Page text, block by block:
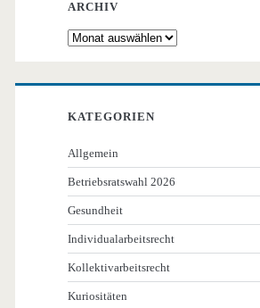
ARCHIV
Archiv
KATEGORIEN
Allgemein
Betriebsratswahl 2026
Gesundheit
Individualarbeitsrecht
Kollektivarbeitsrecht
Kuriositäten